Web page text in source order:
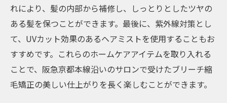
れにより、髪の内部から補修し、しっとりとしたツヤの
ある髪を保つことができます。最後に、紫外線対策とし
て、UVカット効果のあるヘアミストを使用することもお
すすめです。これらのホームケアアイテムを取り入れる
ことで、阪急京都本線沿いのサロンで受けたブリーチ縮
毛矯正の美しい仕上がりを長く楽しむことができます。